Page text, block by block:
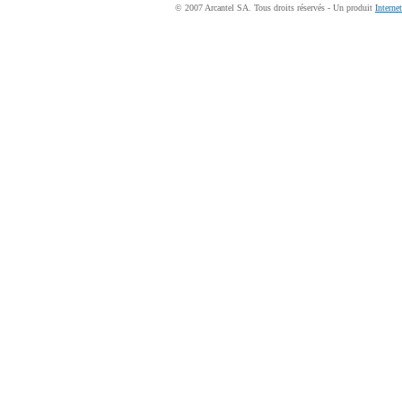
© 2007 Arcantel SA. Tous droits réservés - Un produit